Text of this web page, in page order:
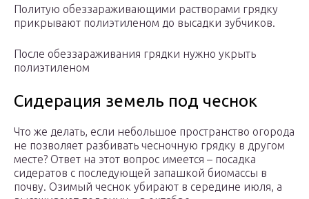
Политую обеззараживающими растворами грядку
прикрывают полиэтиленом до высадки зубчиков.
После обеззараживания грядки нужно укрыть
полиэтиленом
Сидерация земель под чеснок
Что же делать, если небольшое пространство огорода
не позволяет разбивать чесночную грядку в другом
месте? Ответ на этот вопрос имеется – посадка
сидератов с последующей запашкой биомассы в
почву. Озимый чеснок убирают в середине июля, а